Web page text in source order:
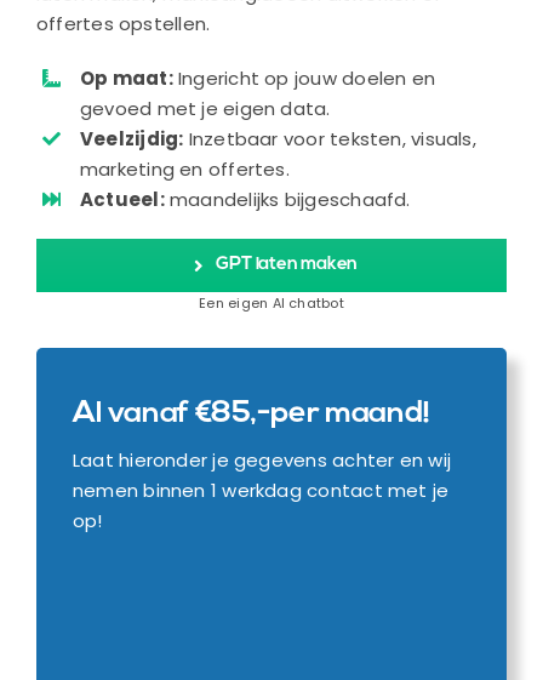
offertes opstellen.
Op maat:Ingericht op jouw doelen en
gevoed met je eigen data.
Veelzijdig: Inzetbaar voor teksten, visuals,
marketing en offertes.
Actueel:maandelijks bijgeschaafd.
GPT laten maken
Een eigen AI chatbot
Al vanaf €85,-per maand!
Laat hieronder je gegevens achter en wij
nemen binnen 1 werkdag contact met je
op!